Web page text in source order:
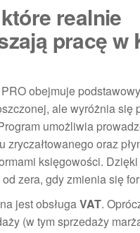
realnie
pracę w
obejmuje
ale wyróżnia się
umożliwia
zryczałtowanego oraz
księgowości.
zera, gdy zmienia się
jest obsługaVAT.
(w tym sprzedaży